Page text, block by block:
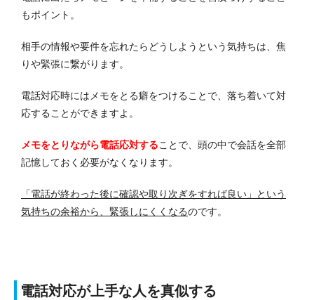
もポイント。
相手の情報や要件を忘れたらどうしようという気持ちは、焦
りや緊張に繋がります。
電話対応時にはメモをとる癖をつけることで、落ち着いて対
応することができますよ。
メモをとりながら電話応対することで、頭の中で会話を全部
記憶しておく必要がなくなります。
「電話が終わった後に確認や取り次ぎをすれば良い」という
気持ちの余裕から、緊張しにくくなるのです。
電話対応が上手な人を真似する